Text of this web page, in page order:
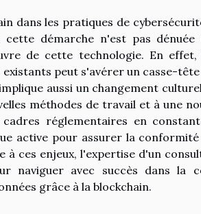
dans les pratiques de
cette démarche n'est pas
de cette technologie. En
existants peut s'avérer un casse-
aussi un changement
méthodes de travail et à une
réglementaires en
active pour assurer la
à ces enjeux, l'expertise d'un
naviguer avec succès dans la
grâce à la blockchain.